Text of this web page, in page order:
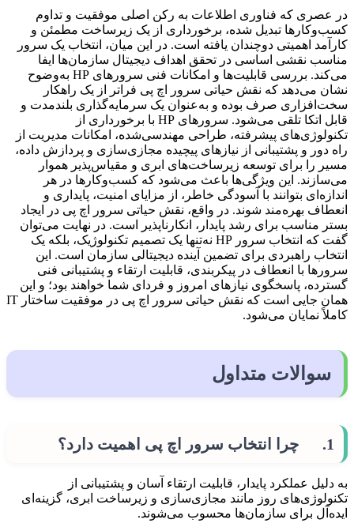
در عصری که فناوری اطلاعات به رکن اصلی موفقیت و تداوم
کسب‌وکارها تبدیل شده، برخورداری از یک زیرساخت مطمئن و
کارآمد اهمیتی دوچندان یافته است. در این میان، انتخاب یک سرور
مناسب نقشی اساسی در تحقق اهداف دیجیتال سازمان‌ها ایفا
می‌کند. بررسی قابلیت‌ها و امکانات فنی سرورهای HP به‌وضوح
نشان می‌دهد که نقش حیاتی سرور اچ پی فراتر از یک راهکار
سخت‌افزاری صرف بوده و به‌عنوان یک سرمایه‌گذاری بلندمدت و
قابل اتکا تلقی می‌شود. سرورهای HP با برخورداری از
تکنولوژی‌های پیشرفته، طراحی مهندسی‌شده، امکانات مدیریت از
راه دور و پشتیبانی از نیازهای پیچیده مجازی‌سازی و پردازش داده،
مسیر را برای توسعه زیرساخت‌های ابری و مقیاس‌پذیر هموار
می‌سازند. این ویژگی‌ها باعث می‌شود که کسب‌وکارها در هر
اندازه‌ای بتوانند با آسودگی خاطر، از مزایای امنیت، پایداری و
انعطاف بهره‌مند شوند. در واقع، نقش حیاتی سرور اچ پی در ایجاد
بستر مناسب برای رشد پایدار، انکارناپذیر است. در نهایت می‌توان
گفت که انتخاب سرور HP نه‌تنها یک تصمیم تکنولوژیک، بلکه یک
انتخاب راهبردی برای تضمین آینده دیجیتالی سازمان است. این
سرورها با انعطاف در پیکربندی، قابلیت ارتقاء و پشتیبانی فنی
گسترده، پاسخگوی نیازهای امروز و فردای شما خواهند بود؛ و این
همان جایی است که نقش حیاتی سرور اچ پی در موفقیت ساختار IT
کاملاً نمایان می‌شود.
سوالات متداول
1. چرا انتخاب سرور اچ پی اهمیت دارد؟
به دلیل عملکرد پایدار، قابلیت ارتقاء آسان و پشتیبانی از
تکنولوژی‌های روز مانند مجازی‌سازی و زیرساخت ابری، گزینه‌ای
ایده‌آل برای سازمان‌ها محسوب می‌شوند.